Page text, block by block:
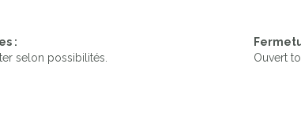
:
selon possibilités.
Ouvert